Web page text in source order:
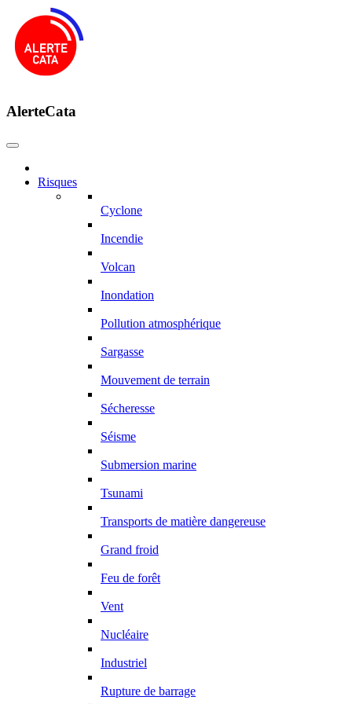
AlerteCata
Risques
Cyclone
Incendie
Volcan
Inondation
Pollution atmosphérique
Sargasse
Mouvement de terrain
Sécheresse
Séisme
Submersion marine
Tsunami
Transports de matière dangereuse
Grand froid
Feu de forêt
Vent
Nucléaire
Industriel
Rupture de barrage